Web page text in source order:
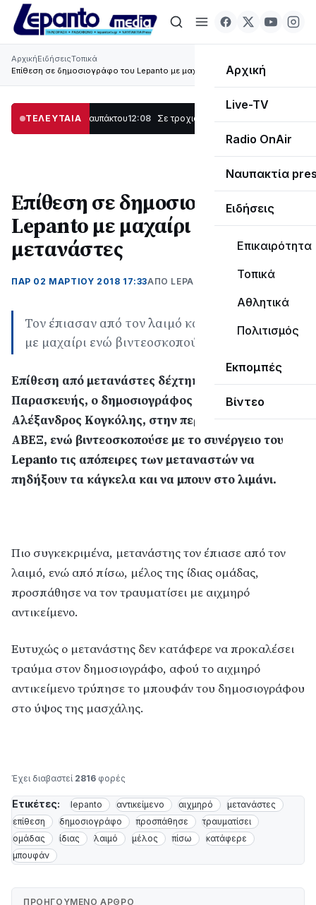
Αρχική
Live-TV
Radio OnAir
Ναυπακτία
Ειδήσεις
Επικαιρότητα
Τοπικά
Αθλητικά
Πολιτισμός
Εκπομπές
Βίντεο
ΑρχικήΕιδήσειςΤοπικά
Επίθεση σε δημοσιογράφο του Lepanto με μαχαίρι από μετανάστες
ΤΕΛΕΥΤΑΙΑ
Λυγιά Ναυπάκτου12:08 Σε τροχιά υλοποίησης η Παράκαμψη του
Επίθεση σε δημοσιογράφο του
Lepanto με μαχαίρι από
μετανάστες
ΠΑΡ 02 ΜΑΡΤΊΟΥ 2018 17:33ΑΠΌ LEPANTO RTV
Τον έπιασαν από τον λαιμό και του επιτέθηκαν
με μαχαίρι ενώ βιντεοσκοπούσε
Επίθεση από μετανάστες δέχτηκε το μεσημέρι της
Παρασκευής, ο δημοσιογράφος του Lepanto
Αλέξανδρος Κογκόλης, στην περιοχή της παλιάς
ΑΒΕΞ, ενώ βιντεοσκοπούσε με το συνέργειο του
Lepanto τις απόπειρες των μεταναστών να
πηδήξουν τα κάγκελα και να μπουν στο λιμάνι.
Πιο συγκεκριμένα, μετανάστης τον έπιασε από τον
λαιμό, ενώ από πίσω, μέλος της ίδιας ομάδας,
προσπάθησε να τον τραυματίσει με αιχμηρό
αντικείμενο.
Ευτυχώς ο μετανάστης δεν κατάφερε να προκαλέσει
τραύμα στον δημοσιογράφο, αφού το αιχμηρό
αντικείμενο τρύπησε το μπουφάν του δημοσιογράφου
στο ύψος της μασχάλης.
Έχει διαβαστεί 2816 φορές
Ετικέτες: lepanto αντικείμενο αιχμηρό
μετανάστες
επίθεση
δημοσιογράφο προσπάθησε
τραυματίσει
ομάδας
ίδιας λαιμό μέλος πίσω
κατάφερε
μπουφάν
ΠΡΟΗΓΟΎΜΕΝΟ ΆΡΘΡΟ